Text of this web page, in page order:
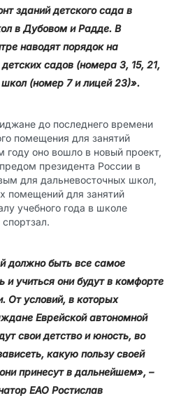
зданий детского сада в
в Дубовом и Радде. В
наводят порядок на
садов (номера 3, 15, 21,
(номер 7 и лицей 23)».
до последнего времени
помещения для занятий
году оно вошло в новый проект,
президента России в
для дальневосточных школ,
помещений для занятий
учебного года в школе
должно быть все самое
и учиться они будут в комфорте
От условий, в которых
Еврейской автономной
свои детство и юность, во
какую пользу своей
принесут в дальнейшем», –
ЕАО Ростислав